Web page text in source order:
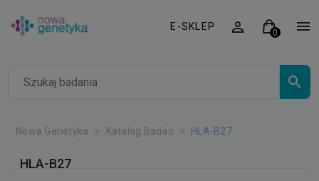
E-SKLEP
Nowa Genetyka Katalog Badań HLA-B27
HLA-B27